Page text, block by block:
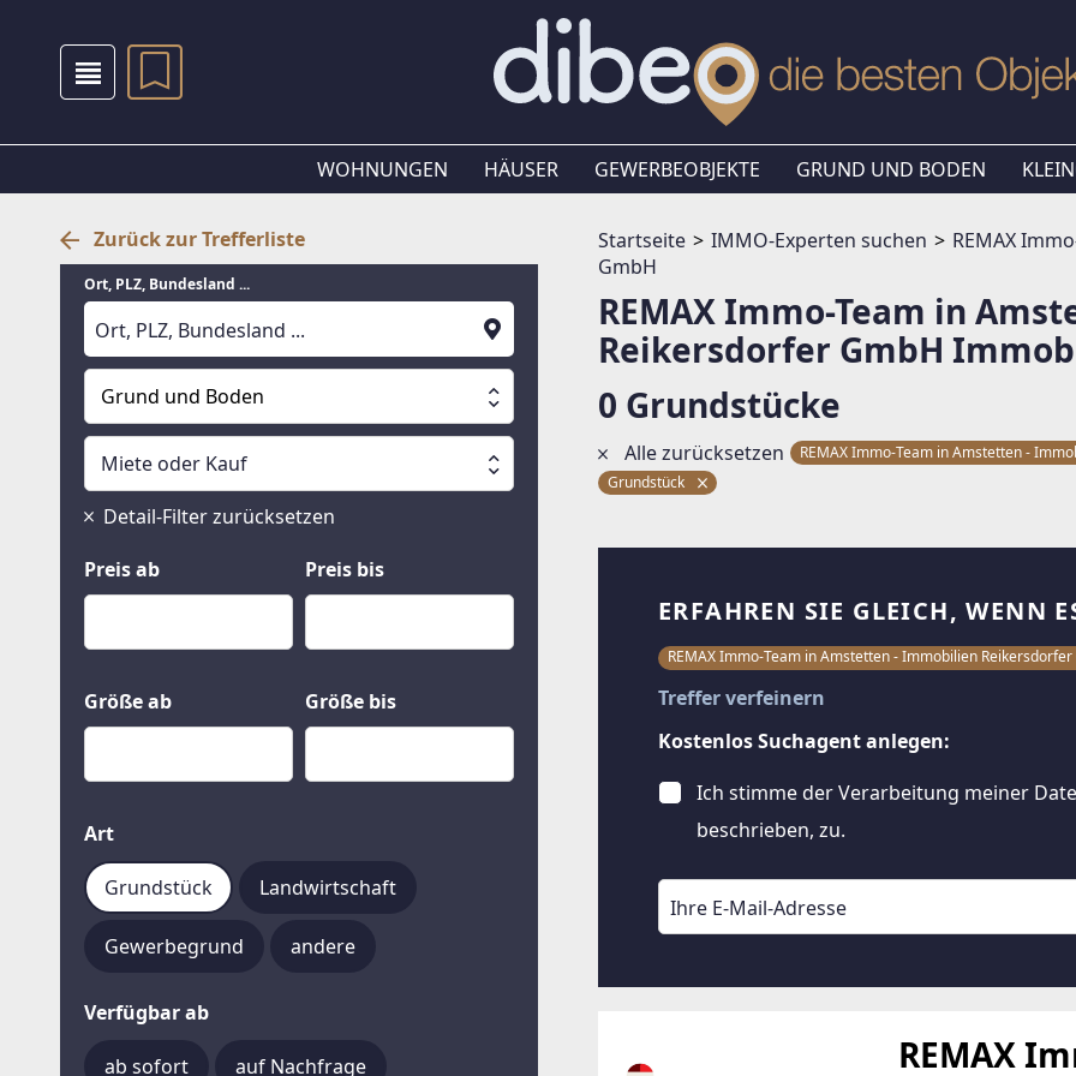
WOHNUNGEN HÄUSER GEWERBEOBJEKTE GRUND UND BODEN
Zurück zur Trefferliste
Ort, PLZ, Bundesland ...
Suche läuft
Grund und Boden
Alle Immobilien
Häuser
Gewerbeobjekte
Grund und Boden
Miete oder Kauf
Miete oder Kauf
Miete
Detail-Filter zurücksetzen
Preis ab
Preis bis
Größe ab Größe bis
Art
Grundstück Landwirtschaft
Gewerbegrund andere
Verfügbar ab
ab sofort auf Nachfrage
Startseite IMMO-Experten suchen
REMAX
GmbH
REMAX Immo-Team in
Reikersdorfer GmbH
0 Grundstücke
Alle zurücksetzen REMAX Immo-Team in Amstetten -
Grundstück
ERFAHREN SIE GLEICH, WENN
REMAX Immo-Team in Amstetten - Immobilien Reikersdorfer
Treffer verfeinern
Kostenlos Suchagent anlegen:
Ich stimme der Verarbeitung meiner
beschrieben, zu.
REMAX